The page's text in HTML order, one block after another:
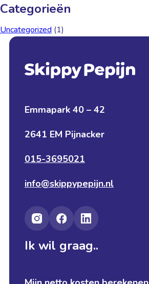
Categorieën
Uncategorized (1)
Ik wil graag..
Emmapark 40 – 42
2641 EM Pijnacker
015-3695021
info@skippypepijn.nl